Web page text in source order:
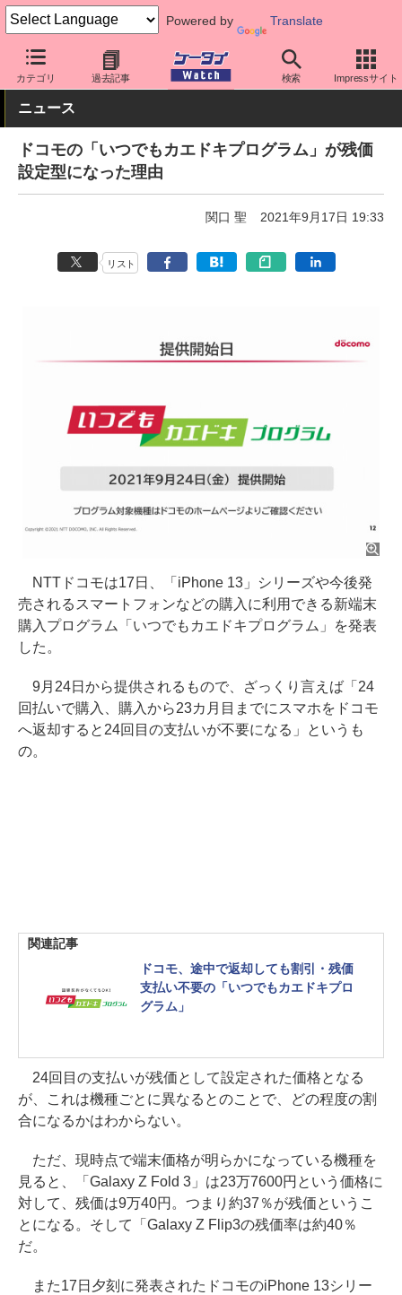
Powered by Translate
カテゴリ 過去記事 検索 Impressサイト
ケータイ Watch キャリア ドコモ 料金プラン・割引
ニュース
ドコモの「いつでもカエドキプログラム」が残価
設定型になった理由
関口 聖 2021年9月17日 19:33
リスト
NTTドコモは17日、「iPhone 13」シリーズや今後発
売されるスマートフォンなどの購入に利用できる新端末
購入プログラム「いつでもカエドキプログラム」を発表
した。
9月24日から提供されるもので、ざっくり言えば「24
回払いで購入、購入から23カ月目までにスマホをドコモ
へ返却すると24回目の支払いが不要になる」というも
の。
関連記事
ドコモ、途中で返却しても割引・残価
支払い不要の「いつでもカエドキプロ
グラム」
24回目の支払いが残価として設定された価格となる
が、これは機種ごとに異なるとのことで、どの程度の割
合になるかはわからない。
ただ、現時点で端末価格が明らかになっている機種を
見ると、「Galaxy Z Fold 3」は23万7600円という価格に
対して、残価は9万40円。つまり約37％が残価というこ
とになる。そして「Galaxy Z Flip3の残価率は約40％
だ。
また17日夕刻に発表されたドコモのiPhone 13シリー